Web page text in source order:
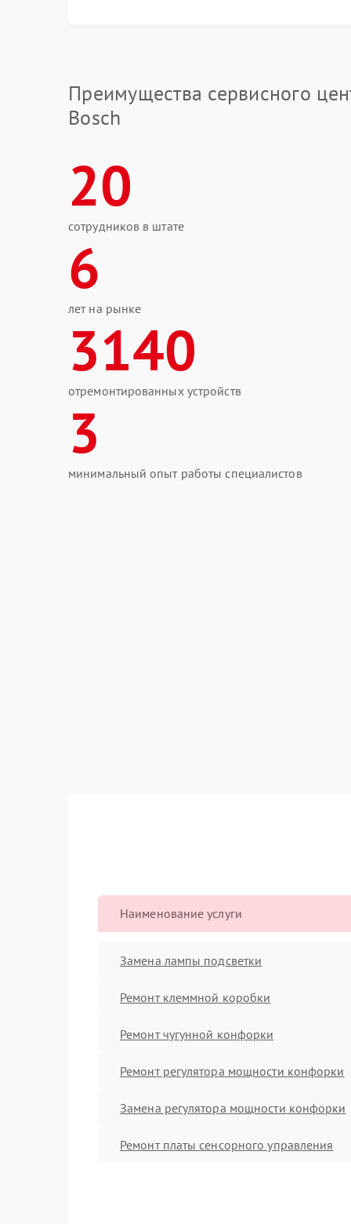
Преимущества сервисного
Bosch
20
сотрудников в штате
6
лет на рынке
3140
отремонтированных устройств
3
минимальный опыт работы специалистов
Наименование услуги
Замена лампы подсветки
Ремонт клеммной коробки
Ремонт чугунной конфорки
Ремонт регулятора мощности конфорки
Замена регулятора мощности конфорки
Ремонт платы сенсорного управления